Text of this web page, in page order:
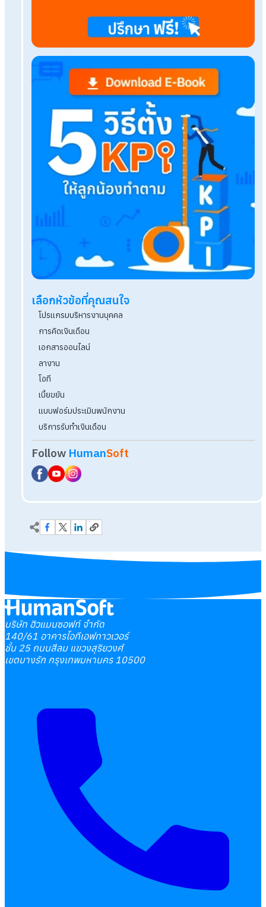
มีเงื่อนไขการคำนวณที่ซับซ้อนบริการรับทำเงินเดือน
ไหม
รับทำเงินเดือนพนักงานราคาแพงไหม?ทางเลือกเจ้า
ธุรกิจมือใหม่
เลือกหัวข้อที่คุณสนใจ
โปรแกรมบริหารงานบุคคล
การคิดเงินเดือน
เอกสารออนไลน์
บริษัท ฮิวแมนซอฟท์ จำกัด
140/61 อาคารไอทีเอฟทาวเวอร์
ชั้น 25 ถนนสีลม แขวงสุริยวงศ์
เขตบางรัก กรุงเทพมหานคร 10500